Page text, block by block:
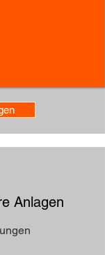
Anlagen